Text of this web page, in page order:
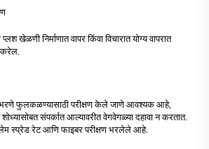
खेळणी निर्माणात वापर किंवा विचारात योग्य वापरात
करेल.
फुलकळण्यासाठी परीक्षण केले जाणे आवश्यक आहे,
संपर्कात आल्यावरीत वेगवेगळ्या दहावा न करतात.
स्प्रेड रेट आणि फाइबर परीक्षण भरलेले आहे.